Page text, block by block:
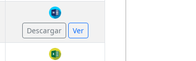
Descargar Ver